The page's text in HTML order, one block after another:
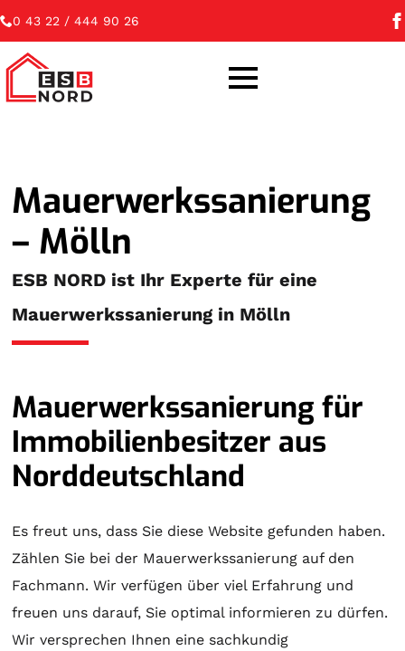
0 43 22 / 444 90 26
Mauerwerkssanierung
– Mölln
ESB NORD ist Ihr Experte für eine
Mauerwerkssanierung in Mölln
Mauerwerkssanierung für
Immobilienbesitzer aus
Norddeutschland
Es freut uns, dass Sie diese Website gefunden haben.
Zählen Sie bei der Mauerwerkssanierung auf den
Fachmann. Wir verfügen über viel Erfahrung und
freuen uns darauf, Sie optimal informieren zu dürfen.
Wir versprechen Ihnen eine sachkundig